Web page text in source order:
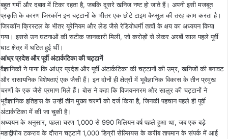
बहुत गर्मी और दबाव में टिका रहता है, जबकि दूसरे खनिज नष्ट हो जाते हैं। अपनी इसी मजबूत
प्रकृति के कारण जिरकॉन इन चट्टानों के भीतर एक छोटे टाइम कैप्सूल की तरह काम करता है।
जिरकॉन क्रिस्टल के भीतर यूरेनियम और लेड जैसे रेडियोधर्मी तत्वों के क्षय का अध्ययन किया
गया। इससे उन घटनाओं की सटीक जानकारी मिली, जो करोड़ों से लेकर अरबों साल पहले पूर्वी
घाट क्षेत्र में घटित हुई थीं।
आंध्र प्रदेश और पूर्वी अंटार्कटिका की चट्टानें
वैज्ञानिकों ने पाया कि आंध्र प्रदेश और पूर्वी अंटार्कटिका की चट्टानों की उम्र, खनिजों की बनावट
और रासायनिक विशेषताएं एक जैसी हैं। इन दोनों ही क्षेत्रों में भूवैज्ञानिक विकास के तीन प्रमुख
चरणों के एक जैसे प्रमाण मिले हैं। बोस ने कहा कि विजयनगरम और सालुर की चट्टानों ने
भूवैज्ञानिक इतिहास के उन्हीं तीन मुख्य चरणों को दर्ज किया है, जिनकी पहचान पहले ही पूर्वी
अंटार्कटिका में की जा चुकी है।
अध्ययन के अनुसार, पहला चरण 1,000 से 990 मिलियन वर्ष पहले हुआ था, जब एक बड़े
महाद्वीपीय टकराव के दौरान चट्टानें 1,000 डिग्री सेल्सियस के करीब तापमान के संपर्क में आई